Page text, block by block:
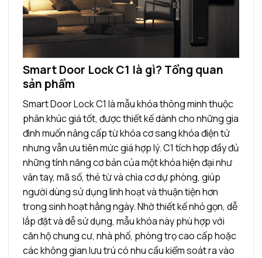
Smart Door Lock C1 là gì? Tổng quan
sản phẩm
Smart Door Lock C1 là mẫu khóa thông minh thuộc
phân khúc giá tốt, được thiết kế dành cho những gia
đình muốn nâng cấp từ khóa cơ sang khóa điện tử
nhưng vẫn ưu tiên mức giá hợp lý. C1 tích hợp đầy đủ
những tính năng cơ bản của một khóa hiện đại như
vân tay, mã số, thẻ từ và chìa cơ dự phòng, giúp
người dùng sử dụng linh hoạt và thuận tiện hơn
trong sinh hoạt hằng ngày. Nhờ thiết kế nhỏ gọn, dễ
lắp đặt và dễ sử dụng, mẫu khóa này phù hợp với
căn hộ chung cư, nhà phố, phòng trọ cao cấp hoặc
các không gian lưu trú có nhu cầu kiểm soát ra vào